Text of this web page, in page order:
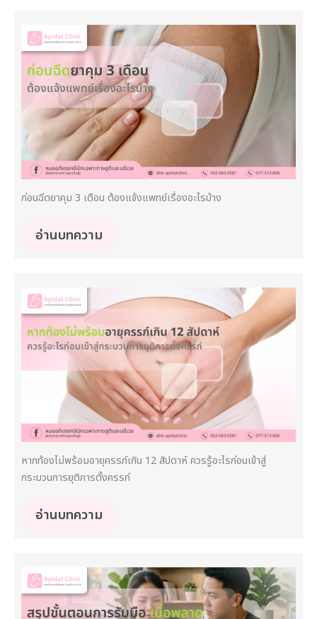
ก่อนฉีดยาคุม 3 เดือน ต้องแจ้งแพทย์เรื่องอะไรบ้าง
อ่านบทความ
หากท้องไม่พร้อมอายุครรภ์เกิน 12 สัปดาห์ ควรรู้อะไรก่อนเข้าสู่
กระบวนการยุติการตั้งครรภ์
อ่านบทความ